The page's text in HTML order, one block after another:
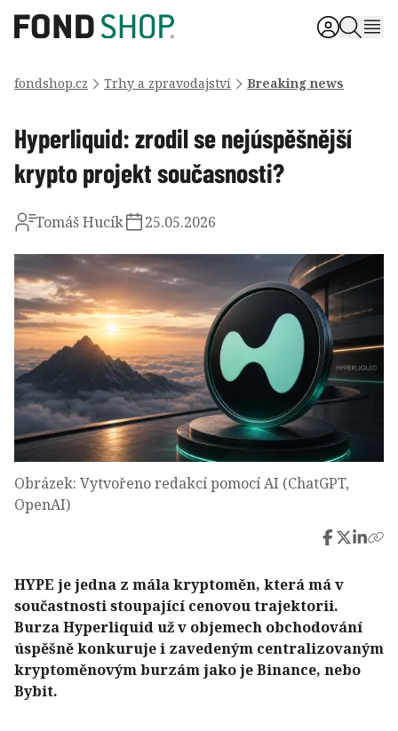
fondshop.cz Trhy a zpravodajství Breaking news
Hyperliquid: zrodil se nejúspěšnější
krypto projekt současnosti?
Tomáš Hucík 25.05.2026
Obrázek: Vytvořeno redakcí pomocí AI (ChatGPT,
OpenAI)
HYPE je jedna z mála kryptoměn, která má v
součastnosti stoupající cenovou trajektorii.
Burza Hyperliquid už v objemech obchodování
úspěšně konkuruje i zavedeným centralizovaným
kryptoměnovým burzám jako je Binance, nebo
Bybit.